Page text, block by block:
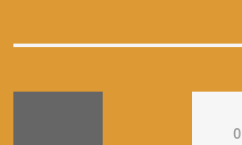
0